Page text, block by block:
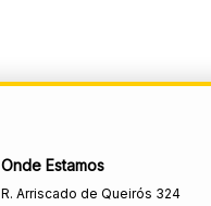
Onde Estamos
R. Arriscado de Queirós 324